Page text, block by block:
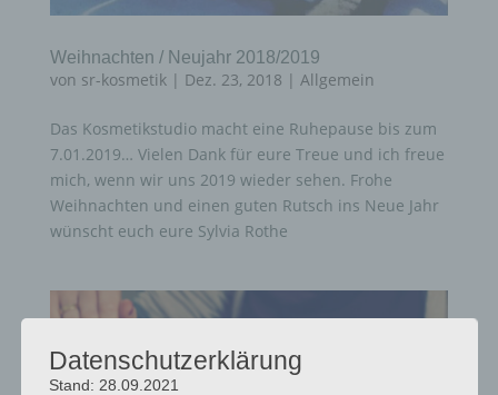
Weihnachten / Neujahr 2018/2019
von sr-kosmetik| Dez. 23, 2018 | Allgemein
Das Kosmetikstudio macht eine Ruhepause bis zum
7.01.2019… Vielen Dank für eure Treue und ich freue
mich, wenn wir uns 2019 wieder sehen. Frohe
Weihnachten und einen guten Rutsch ins Neue Jahr
wünscht euch eure Sylvia Rothe
Datenschutzerklärung
Stand: 28.09.2021